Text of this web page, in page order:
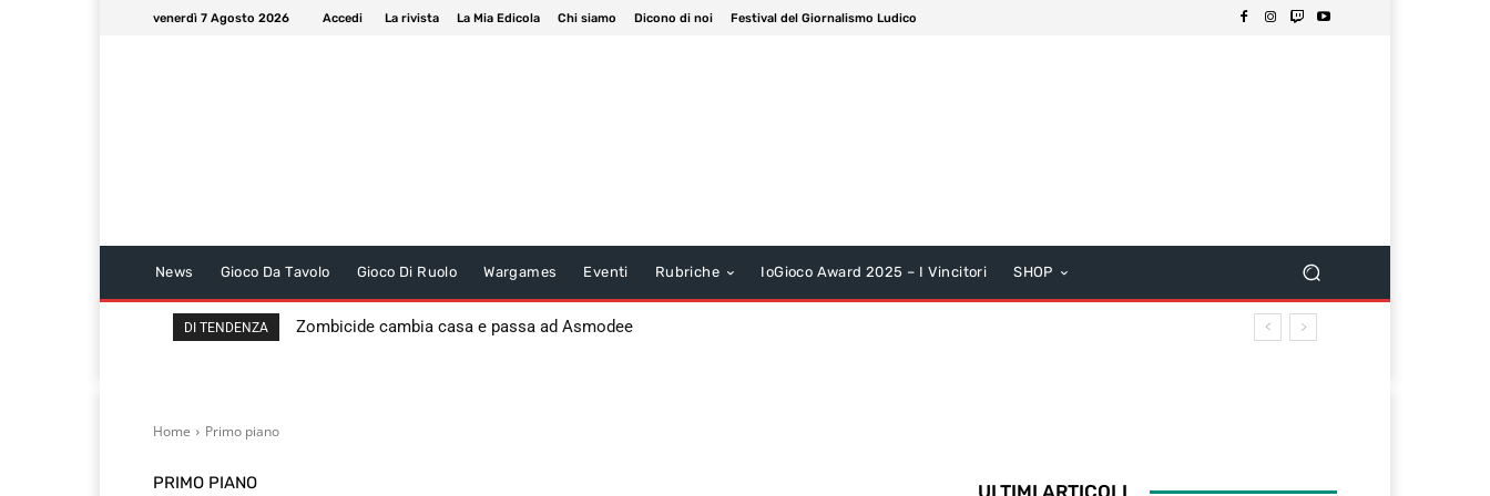
venerdì 7 Agosto 2026 Accedi La rivista La Mia Edicola Chi siamo Dicono di noi Festival del Giornalismo Ludico
News Gioco Da Tavolo Gioco Di Ruolo Wargames Eventi Rubriche IoGioco Award 2025 – I Vincitori SHOP
DI TENDENZA Zombicide cambia casa e passa ad Asmodee
Home Primo piano
PRIMO PIANO